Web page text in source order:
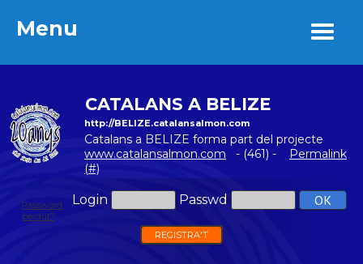
Menu
CATALANS A BELIZE
http://BELIZE.catalansalmon.com
Catalans a BELIZE forma part del projecte
www.catalansalmon.com - (461) -
Permalink
(#)
Login Passwd
Password
perdut?
REGISTRA'T
Menu